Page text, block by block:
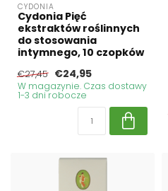
CYDONIA
Cydonia Pięć
ekstraktów roślinnych
do stosowania
intymnego, 10 czopków
€27,45 €24,95
W magazynie. Czas dostawy
1-3 dni robocze